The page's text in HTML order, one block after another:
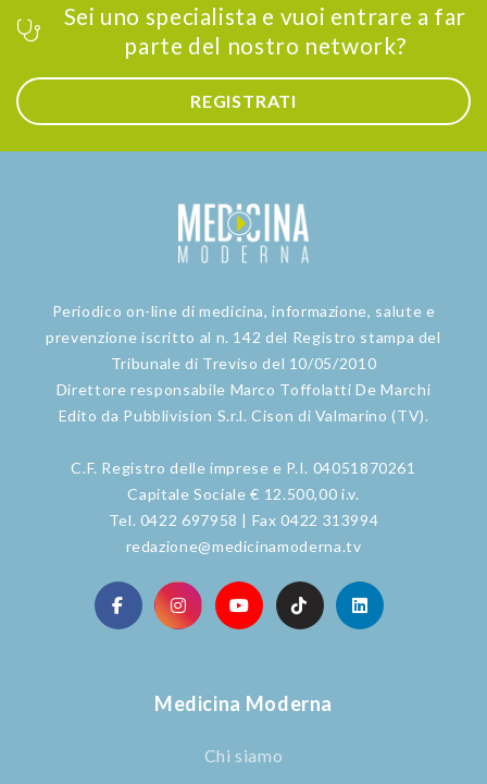
Sei uno specialista e vuoi entrare a far
parte del nostro network?
REGISTRATI
Periodico on-line di medicina, informazione, salute e
prevenzione iscritto al n. 142 del Registro stampa del
Tribunale di Treviso del 10/05/2010
Direttore responsabile Marco Toffolatti De Marchi
Edito da Pubblivision S.r.l. Cison di Valmarino (TV).
C.F. Registro delle imprese e P.I. 04051870261
Capitale Sociale € 12.500,00 i.v.
Tel. 0422 697958 | Fax 0422 313994
redazione@medicinamoderna.tv
Medicina Moderna
Chi siamo